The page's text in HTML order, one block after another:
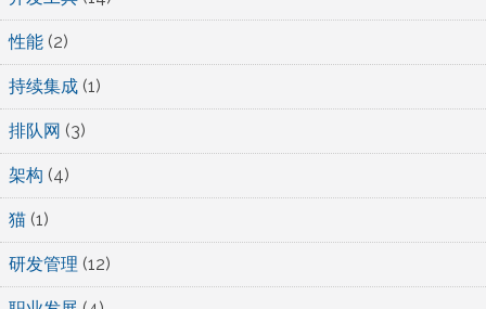
性能 (2)
持续集成 (1)
排队网 (3)
架构 (4)
猫 (1)
研发管理 (12)